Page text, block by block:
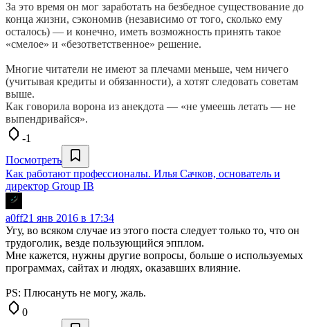
За это время он мог заработать на безбедное существование до
конца жизни, сэкономив (независимо от того, сколько ему
осталось) — и конечно, иметь возможность принять такое
«смелое» и «безответственное» решение.
Многие читатели не имеют за плечами меньше, чем ничего
(учитывая кредиты и обязанности), а хотят следовать советам
выше.
Как говорила ворона из анекдота — «не умеешь летать — не
выпендривайся».
-1
Посмотреть
Как работают профессионалы. Илья Сачков, основатель и
директор Group IB
a0ff21 янв 2016 в 17:34
Угу, во всяком случае из этого поста следует только то, что он
трудоголик, везде пользующийся эпплом.
Мне кажется, нужны другие вопросы, больше о используемых
программах, сайтах и людях, оказавших влияние.
PS: Плюсануть не могу, жаль.
0